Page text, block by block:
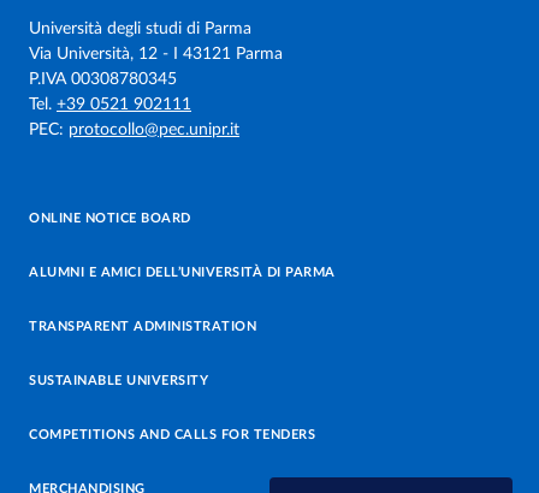
Università degli studi di Parma
Via Università, 12 - I 43121 Parma
P.IVA 00308780345
Tel. +39 0521 902111
PEC: protocollo@pec.unipr.it
ONLINE NOTICE BOARD
ALUMNI E AMICI DELL’UNIVERSITÀ DI PARMA
TRANSPARENT ADMINISTRATION
SUSTAINABLE UNIVERSITY
COMPETITIONS AND CALLS FOR TENDERS
MERCHANDISING